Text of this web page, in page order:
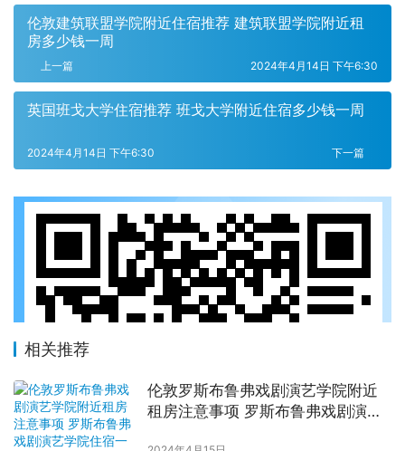
伦敦建筑联盟学院附近住宿推荐 建筑联盟学院附近租
房多少钱一周
上一篇 2024年4月14日 下午6:30
英国班戈大学住宿推荐 班戈大学附近住宿多少钱一周
下一篇
2024年4月14日 下午6:30
相关推荐
伦敦罗斯布鲁弗戏剧演艺学院附近
租房注意事项 罗斯布鲁弗戏剧演艺